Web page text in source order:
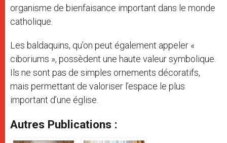
organisme de bienfaisance important dans le monde
catholique.
Les baldaquins, qu’on peut également appeler «
ciboriums », possèdent une haute valeur symbolique.
Ils ne sont pas de simples ornements décoratifs,
mais permettant de valoriser l’espace le plus
important d’une église.
Autres Publications :